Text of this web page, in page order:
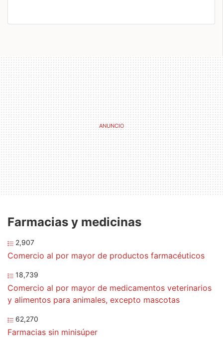
Farmacias y medicinas
2,907
Comercio al por mayor de productos farmacéuticos
18,739
Comercio al por mayor de medicamentos veterinarios
y alimentos para animales, excepto mascotas
62,270
Farmacias sin minisúper